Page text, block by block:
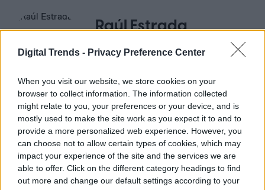
Digital Trends - Privacy Preference Center
When you visit our website, we store cookies on your
browser to collect information. The information collected
might relate to you, your preferences or your device, and is
mostly used to make the site work as you expect it to and to
provide a more personalized web experience. However, you
can choose not to allow certain types of cookies, which may
impact your experience of the site and the services we are
able to offer. Click on the different category headings to find
out more and change our default settings according to your
Raúl Estrada
Former Digital Trends Contributor
Raúl Estrada comenzó en el mundo de los
medios de comunicación en 2009,
mientras estudiaba ingeniería y escribía
en…